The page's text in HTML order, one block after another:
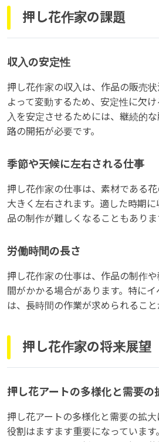
押し花作家の課題
収入の安定性
押し花作家の収入は、作品の販売
よって変動するため、安定性に欠
入を安定させるためには、継続的
路の開拓が必要です。
季節や天候に左右される仕事
押し花作家の仕事は、素材である
大きく左右されます。適した時期
品の制作が難しくなることもありま
労働時間の長さ
押し花作家の仕事は、作品の制作
間がかかる場合があります。特に
は、長時間の作業が求められること
押し花作家の将来展望
押し花アートの多様化と需要の
押し花アートの多様化と需要の拡
役割はますます重要になっていま